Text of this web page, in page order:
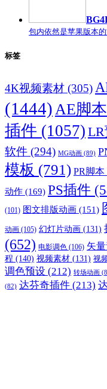
包内依然是苹果版本
标签
4K视频素材 (305)
(1444)AE脚本
插件 (1057)
软件 (294) MG动画 (89)
模板 (791) PR脚本
动作 (169) PS插件
(101) 图文排版动画 (151)
动画 (105) 幻灯片动画 (131)
(652) 电影调色 (106) 矢
程 (140) 视频素材 (131) 视
调色预设 (212) 转场动画
(82) 达芬奇插件 (213)